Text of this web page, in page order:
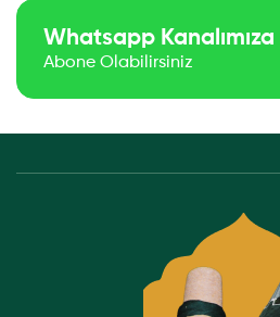
Whatsapp Kanalımıza
Abone Olabilirsiniz